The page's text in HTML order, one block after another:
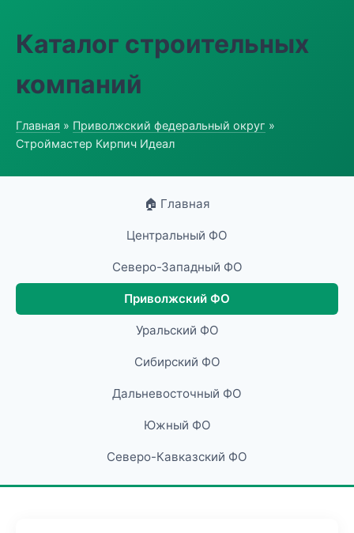
Каталог строительных
компаний
Главная » Приволжский федеральный округ »
Строймастер Кирпич Идеал
🏠 Главная
Центральный ФО
Северо-Западный ФО
Приволжский ФО
Уральский ФО
Сибирский ФО
Дальневосточный ФО
Южный ФО
Северо-Кавказский ФО